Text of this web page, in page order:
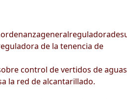
de la tenencia de
control de vertidos de aguas
la red de alcantarillado.